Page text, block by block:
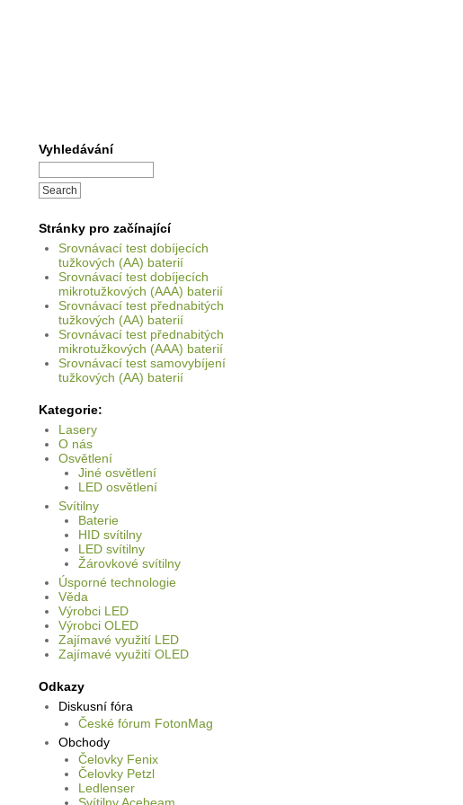
Vyhledávání
Stránky pro začínající
Srovnávací test dobíjecích
tužkových (AA) baterií
Srovnávací test dobíjecích
mikrotužkových (AAA) baterií
Srovnávací test přednabitých
tužkových (AA) baterií
Srovnávací test přednabitých
mikrotužkových (AAA) baterií
Srovnávací test samovybíjení
tužkových (AA) baterií
Kategorie:
Lasery
O nás
Osvětlení
Jiné osvětlení
LED osvětlení
Svítilny
Baterie
HID svítilny
LED svítilny
Žárovkové svítilny
Úsporné technologie
Věda
Výrobci LED
Výrobci OLED
Zajímavé využití LED
Zajímavé využití OLED
Odkazy
Diskusní fóra
České fórum FotonMag
Obchody
Čelovky Fenix
Čelovky Petzl
Ledlenser